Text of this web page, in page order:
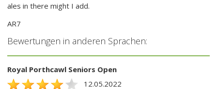
ales in there might I add.
AR7
Bewertungen in anderen Sprachen:
Royal Porthcawl Seniors Open
12.05.2022